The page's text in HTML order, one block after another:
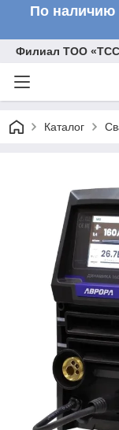
По наличию
Филиал ТОО
Каталог